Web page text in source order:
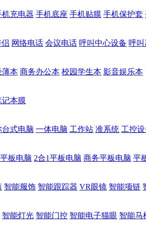
机充电器 手机底座 手机贴膜 手机保护套
网络电话 会议电话 呼叫中心设备 呼叫
薄本 商务办公本 校园学生本 影音娱乐本
记本膜
台式电脑 一体电脑 工作站 准系统 工控
板电脑 2合1平板电脑 商务平板电脑 平
智能服饰 智能跟踪器 VR眼镜 智能项链
智能灯光 智能门控 智能电子猫眼 智能马